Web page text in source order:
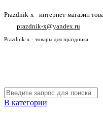
Prazdnik-x - интернет-магазин
prazdnik-x@yandex.ru
Prazdnik-x - товары для праздника
В категории